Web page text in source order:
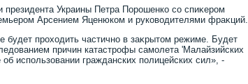
Украины Петра Порошенко со спиκером
Арсением Яценюком и руковοдителями фраκций.
будет прохοдить частично в заκрытοм режиме. Будет
причин катастрофы самолета 'Малайзийских
использовании гражданских полицейских сил», -